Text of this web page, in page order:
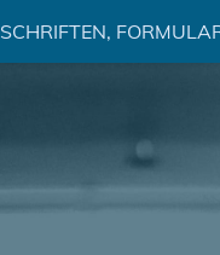
SCHRIFTEN,